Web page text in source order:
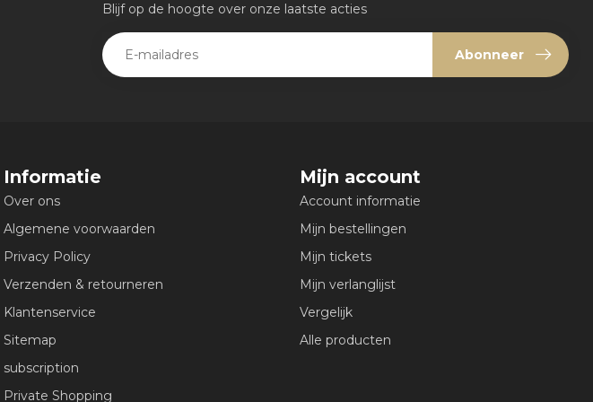
Blijf op de hoogte over onze laatste acties
Abonneer
Informatie
Over ons
Algemene voorwaarden
Privacy Policy
Verzenden & retourneren
Klantenservice
Sitemap
subscription
Private Shopping
Mijn account
Account informatie
Mijn bestellingen
Mijn tickets
Mijn verlanglijst
Vergelijk
Alle producten